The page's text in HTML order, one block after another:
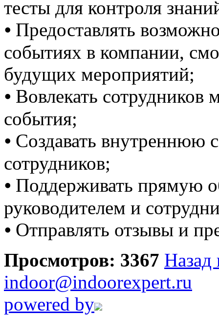
тесты для контроля
⦁ Предоставлять
событиях в компании,
будущих мероприятий;
⦁ Вовлекать
события;
⦁ Создавать внутреннюю
сотрудников;
⦁ Поддерживать прямую
руководителем и
⦁ Отправлять отзывы и
Просмотров: 3367 Назад
indoor@indoorexpert.ru
powered by